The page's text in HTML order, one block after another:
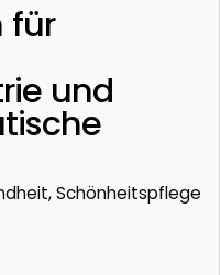
für
und
Schönheitspflege